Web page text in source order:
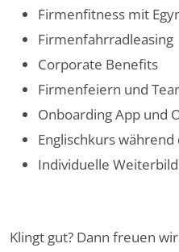
Firmenfitness mit
Firmenfahrradleasing
Corporate Benefits
Firmenfeiern und
Onboarding App und
Englischkurs
Individuelle
Klingt gut? Dann freuen